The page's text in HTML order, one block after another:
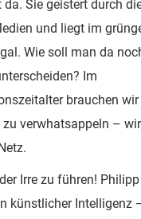
Sie geistert durch
und liegt im
Wie soll man da
Im
brauchen
zu verwhatsappeln –
Irre zu führen!
künstlicher Intelligenz